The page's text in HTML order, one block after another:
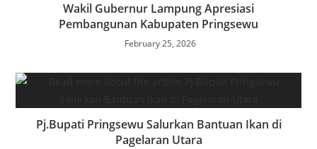
Wakil Gubernur Lampung Apresiasi
Pembangunan Kabupaten Pringsewu
February 25, 2026
Pj.Bupati Pringsewu Salurkan Bantuan Ikan di
Pagelaran Utara